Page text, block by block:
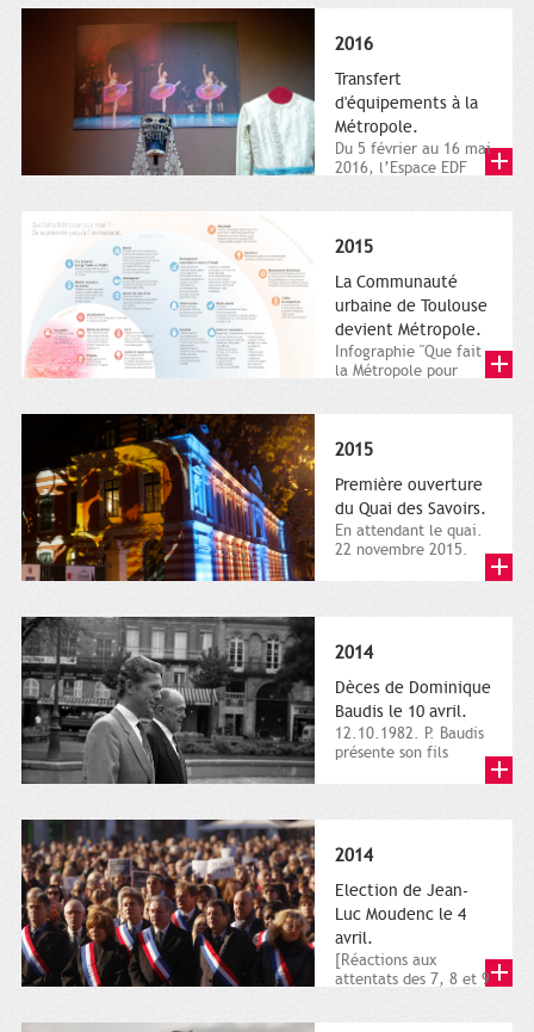
2016
Transfert
d'équipements à la
Métropole.
Du 5 février au 16 mai
2016, l’Espace EDF
2015
La Communauté
urbaine de Toulouse
devient Métropole.
Infographie "Que fait
la Métropole pour
2015
Première ouverture
du Quai des Savoirs.
En attendant le quai.
22 novembre 2015.
2014
Dèces de Dominique
Baudis le 10 avril.
12.10.1982. P. Baudis
présente son fils
2014
Election de Jean-
Luc Moudenc le 4
avril.
[Réactions aux
attentats des 7, 8 et 9